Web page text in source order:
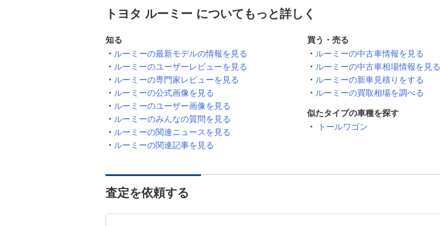
トヨタ ルーミー についてもっと詳しく
知る
ルーミーの最新モデルの情報を見る
ルーミーのユーザーレビューを見る
ルーミーの専門家レビューを見る
ルーミーの公式画像を見る
ルーミーのユーザー画像を見る
ルーミーのみんなの質問を見る
ルーミーの関連ニュースを見る
ルーミーの関連記事を見る
買う・売る
ルーミーの中古車情報を見る
ルーミーの中古車相場情報を見る
ルーミーの新車見積りをする
ルーミーの買取相場を調べる
似たタイプの車種を探す
トールワゴン
査定を依頼する